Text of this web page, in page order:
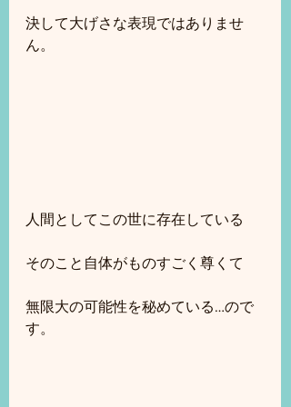
決して大げさな表現ではありませ
ん。
人間としてこの世に存在している
そのこと自体がものすごく尊くて
無限大の可能性を秘めている…ので
す。